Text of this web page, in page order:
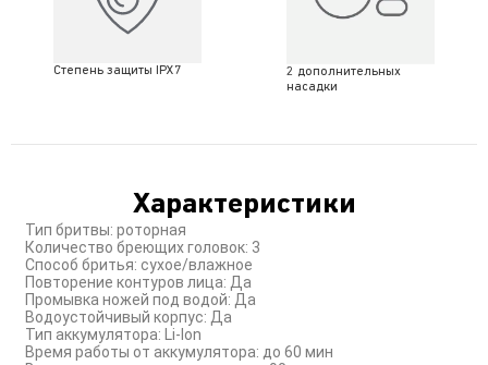
Степень защиты IPX7
2 дополнительных
насадки
Характеристики
Тип бритвы: роторная
Количество бреющих головок: 3
Способ бритья: сухое/влажное
Повторение контуров лица: Да
Промывка ножей под водой: Да
Водоустойчивый корпус: Да
Тип аккумулятора: Li-Ion
Время работы от аккумулятора: до 60 мин